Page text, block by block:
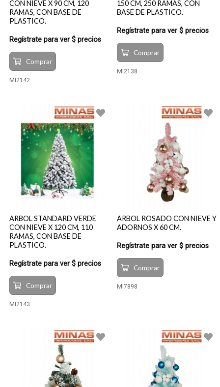
CON NIEVE X 90 CM, 120
RAMAS, CON BASE DE
PLASTICO.
Regístrate para ver $ precios
Comprar
MI2142
150 CM, 250 RAMAS, CON
BASE DE PLASTICO.
Regístrate para ver $ precios
Comprar
MI2138
ARBOL STANDARD VERDE
CON NIEVE X 120 CM, 110
RAMAS, CON BASE DE
PLASTICO.
Regístrate para ver $ precios
Comprar
MI2143
ARBOL ROSADO CON NIEVE Y
ADORNOS X 60 CM.
Regístrate para ver $ precios
Comprar
MI7898